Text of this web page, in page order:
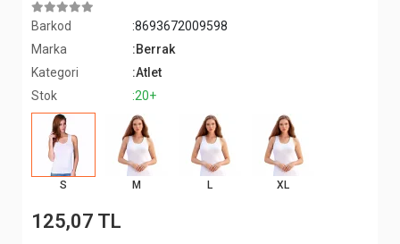
Barkod
:8693672009598
Marka
:Berrak
Kategori
:Atlet
Stok
:20+
S M L XL
125,07 TL